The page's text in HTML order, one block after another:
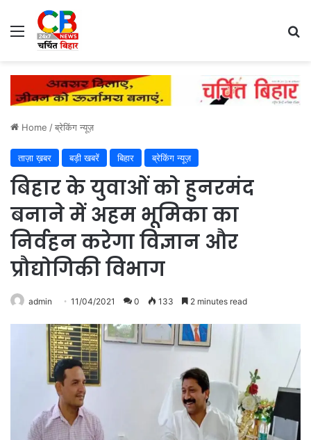
Menu
Home /ब्रेकिंग न्यूज़
ताज़ा ख़बर बड़ी खबरें बिहार ब्रेकिंग न्यूज़
बिहार के युवाओं को हुनरमंद
बनाने में अहम भूमिका का
निर्वहन करेगा विज्ञान और
प्रौद्योगिकी विभाग
admin 11/04/2021 0 133 2 minutes read